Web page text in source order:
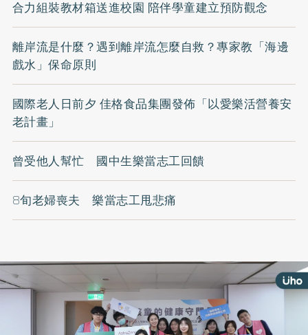
合力組裝教材箱送進校園 陪伴學童建立預防觀念
離岸流是什麼？遇到離岸流怎麼自救？專家教「海邊
戲水」保命原則
國際老人日前夕 佳格食品集團發佈「以愛樂活營養安
老計畫」
曾受他人幫忙 國中生樂當志工回饋
8旬老婦喪夫 樂當志工甩悲痛